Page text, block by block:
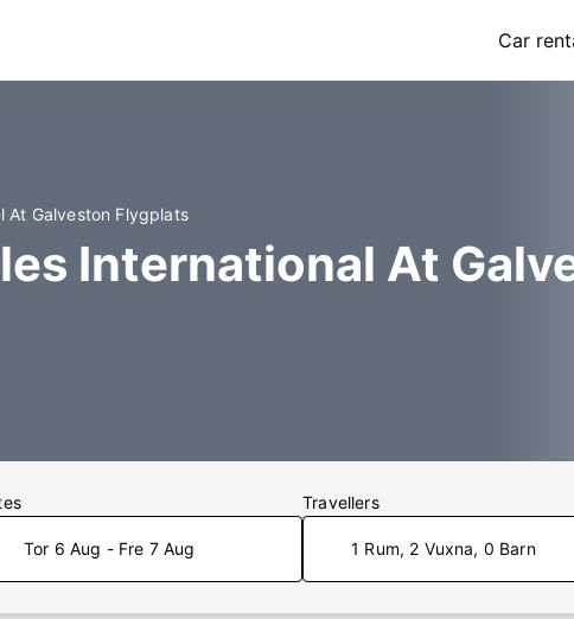
Car
At Galveston Flygplats
International At
Tor 6 Aug - Fre 7 Aug
Travellers
1 Rum, 2 Vuxna, 0 Barn